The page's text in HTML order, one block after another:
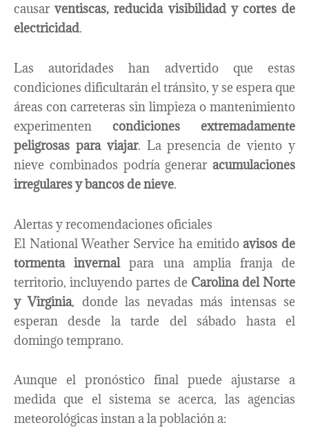
causarventiscas, reducida visibilidad y cortes de
electricidad.
Las autoridades han advertido que estas
condiciones dificultarán el tránsito, y se espera que
áreas con carreteras sin limpieza o mantenimiento
experimenten condiciones extremadamente
peligrosas para viajar. La presencia de viento y
nieve combinados podría generar acumulaciones
irregulares y bancos de nieve.
Alertas y recomendaciones oficiales
El National Weather Service ha emitidoavisos de
tormenta invernalpara una amplia franja de
territorio, incluyendo partes de Carolina del Norte
y Virginia, donde las nevadas más intensas se
esperan desde la tarde del sábado hasta el
domingo temprano.
Aunque el pronóstico final puede ajustarse a
medida que el sistema se acerca, las agencias
meteorológicas instan a la población a: